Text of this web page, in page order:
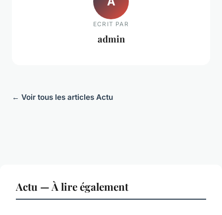
ECRIT PAR
admin
← Voir tous les articles Actu
Actu — À lire également